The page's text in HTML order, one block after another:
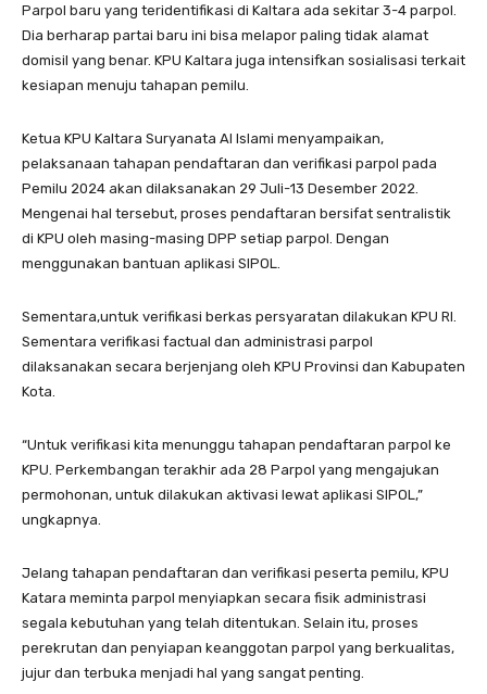
Parpol baru yang teridentifikasi di Kaltara ada sekitar 3-4 parpol.
Dia berharap partai baru ini bisa melapor paling tidak alamat
domisil yang benar. KPU Kaltara juga intensifkan sosialisasi terkait
kesiapan menuju tahapan pemilu.
Ketua KPU Kaltara Suryanata Al Islami menyampaikan,
pelaksanaan tahapan pendaftaran dan verifikasi parpol pada
Pemilu 2024 akan dilaksanakan 29 Juli-13 Desember 2022.
Mengenai hal tersebut, proses pendaftaran bersifat sentralistik
di KPU oleh masing-masing DPP setiap parpol. Dengan
menggunakan bantuan aplikasi SIPOL.
Sementara,untuk verifikasi berkas persyaratan dilakukan KPU RI.
Sementara verifikasi factual dan administrasi parpol
dilaksanakan secara berjenjang oleh KPU Provinsi dan Kabupaten
Kota.
“Untuk verifikasi kita menunggu tahapan pendaftaran parpol ke
KPU. Perkembangan terakhir ada 28 Parpol yang mengajukan
permohonan, untuk dilakukan aktivasi lewat aplikasi SIPOL,”
ungkapnya.
Jelang tahapan pendaftaran dan verifikasi peserta pemilu, KPU
Katara meminta parpol menyiapkan secara fisik administrasi
segala kebutuhan yang telah ditentukan. Selain itu, proses
perekrutan dan penyiapan keanggotan parpol yang berkualitas,
jujur dan terbuka menjadi hal yang sangat penting.